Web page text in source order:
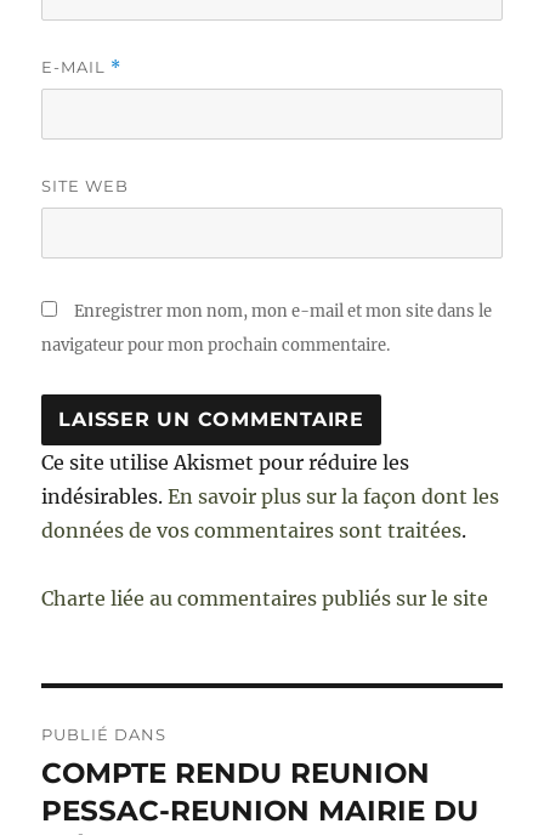
E-MAIL *
SITE WEB
Enregistrer mon nom, mon e-mail et mon site dans le
navigateur pour mon prochain commentaire.
Ce site utilise Akismet pour réduire les
indésirables.En savoir plus sur la façon dont les
données de vos commentaires sont traitées.
Charte liée au commentaires publiés sur le site
de
l’article
PUBLIÉ DANS
COMPTE RENDU REUNION
PESSAC-REUNION MAIRIE DU